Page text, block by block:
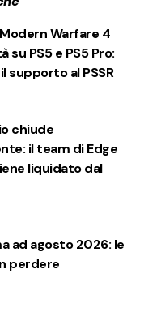
Warfare 4
su PS5 e PS5 Pro:
supporto al PSSR
chiude
il team di Edge
liquidato dal
ad agosto 2026: le
perdere